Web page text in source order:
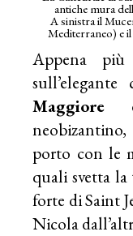
antiche mura
A sinistra il
Mediterraneo) e
Appena
Maggiore
porto con le
quali svetta
forte di Saint
Nicola